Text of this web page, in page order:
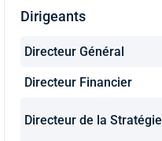
Dirigeants
Directeur Général
Directeur Financier
Directeur de la Stratégie